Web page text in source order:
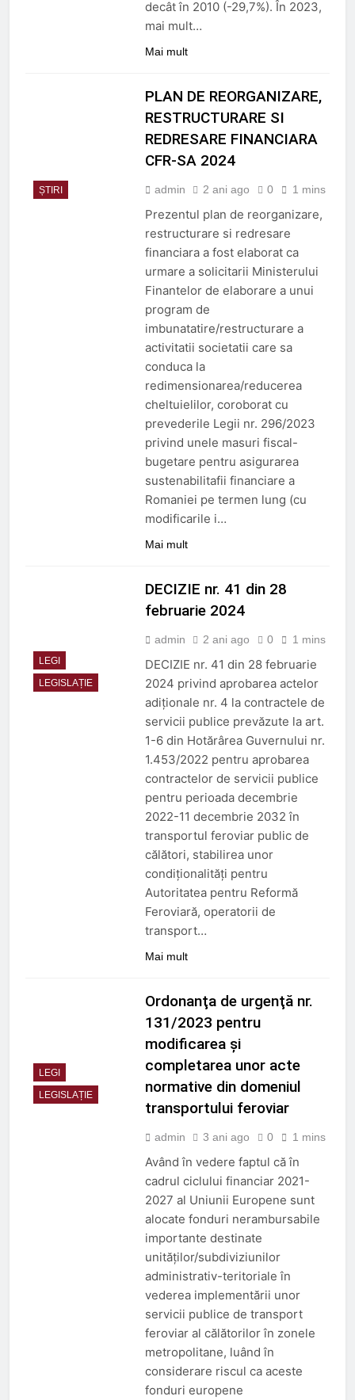
decât în 2010 (-29,7%). În 2023,
mai mult…
Mai mult
ȘTIRI
PLAN DE REORGANIZARE,
RESTRUCTURARE SI
REDRESARE FINANCIARA
CFR-SA 2024
admin 2 ani ago 0 1 mins
Prezentul plan de reorganizare,
restructurare si redresare
financiara a fost elaborat ca
urmare a solicitarii Ministerului
Finantelor de elaborare a unui
program de
imbunatatire/restructurare a
activitatii societatii care sa
conduca la
redimensionarea/reducerea
cheltuielilor, coroborat cu
prevederile Legii nr. 296/2023
privind unele masuri fiscal-
bugetare pentru asigurarea
sustenabilitafii financiare a
Romaniei pe termen lung (cu
modificarile i…
Mai mult
LEGI
LEGISLAȚIE
DECIZIE nr. 41 din 28
februarie 2024
admin 2 ani ago 0 1 mins
DECIZIE nr. 41 din 28 februarie
2024 privind aprobarea actelor
adiţionale nr. 4 la contractele de
servicii publice prevăzute la art.
1-6 din Hotărârea Guvernului nr.
1.453/2022 pentru aprobarea
contractelor de servicii publice
pentru perioada decembrie
2022-11 decembrie 2032 în
transportul feroviar public de
călători, stabilirea unor
condiţionalităţi pentru
Autoritatea pentru Reformă
Feroviară, operatorii de
transport…
Mai mult
LEGI
LEGISLAȚIE
Ordonanţa de urgenţă nr.
131/2023 pentru
modificarea şi
completarea unor acte
normative din domeniul
transportului feroviar
admin 3 ani ago 0 1 mins
Având în vedere faptul că în
cadrul ciclului financiar 2021-
2027 al Uniunii Europene sunt
alocate fonduri nerambursabile
importante destinate
unităţilor/subdiviziunilor
administrativ-teritoriale în
vederea implementării unor
servicii publice de transport
feroviar al călătorilor în zonele
metropolitane, luând în
considerare riscul ca aceste
fonduri europene